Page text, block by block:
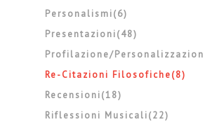
Personalismi(6)
Presentazioni(48)
Profilazione/
Re-Citazioni Filosofiche(8)
Recensioni(18)
Riflessioni Musicali(22)